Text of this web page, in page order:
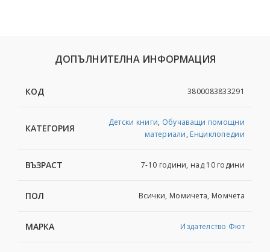
ДОПЪЛНИТЕЛНА ИНФОРМАЦИЯ
КОД 3800083833291
КАТЕГОРИЯ
Детски книги, Обучаващи помощни
материали, Енциклопедии
ВЪЗРАСТ 7-10 години, над 10 години
ПОЛ Всички, Момичета, Момчета
МАРКА Издателство Фют